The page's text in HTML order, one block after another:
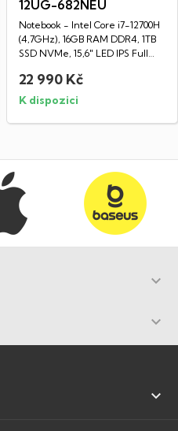
12UG-682NEU
Notebook - Intel Core i7-12700H
(4,7GHz), 16GB RAM DDR4, 1TB
SSD NVMe, 15,6" LED IPS Full
22 990 Kč
K dispozici


